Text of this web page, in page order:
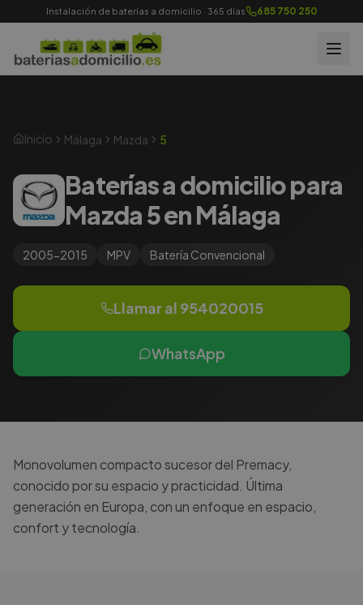
Instalación de baterías a domicilio · 365 días 685 750 250
Inicio Málaga Mazda 5
Baterías a domicilio para
Mazda 5 en Málaga
2005-2015 MPV Batería Convencional
Llamar al 954020015
WhatsApp
Monovolumen compacto sucesor del Premacy,
conocido por su espacio y practicidad. Última
generación en Europa, con un enfoque en espacio,
confort y tecnología.